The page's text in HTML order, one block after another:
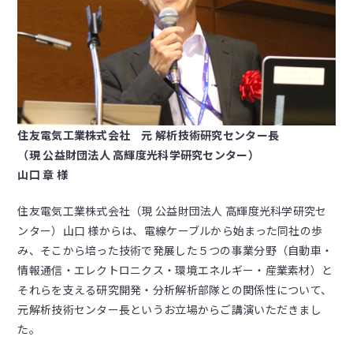
住友電気工業株式会社 元 解析技術研究センター長
（現 公益財団法人 高輝度光科学研究センター）
山口 章 様
住友電気工業株式会社（現 公益財団法人 高輝度光科学研究セ
ンター）山口 様からは、電線ケーブルから始まった同社の歩
み、そこから培った技術で発展した５つの事業分野（自動車・
情報通信・エレクトロニクス・環境エネルギー・産業素材）と
それらを支える研究開発・分析解析部隊との関係性について、
元解析技術センター長というお立場からご講演いただきまし
た。